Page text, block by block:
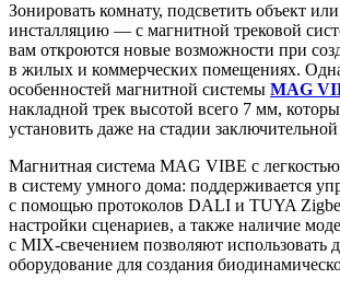
Зонировать комнату, подсветить объект
инсталляцию — с магнитной трековой
вам откроются новые возможности при
в жилых и коммерческих помещениях.
особенностей магнитной системы MAG
накладной трек высотой всего 7 мм,
установить даже на стадии
Магнитная система MAG VIBE с
в систему умного дома: поддерживается
с помощью протоколов DALI и TUYA
настройки сценариев, а также наличие
с MIX-свечением позволяют использовать
оборудование для создания